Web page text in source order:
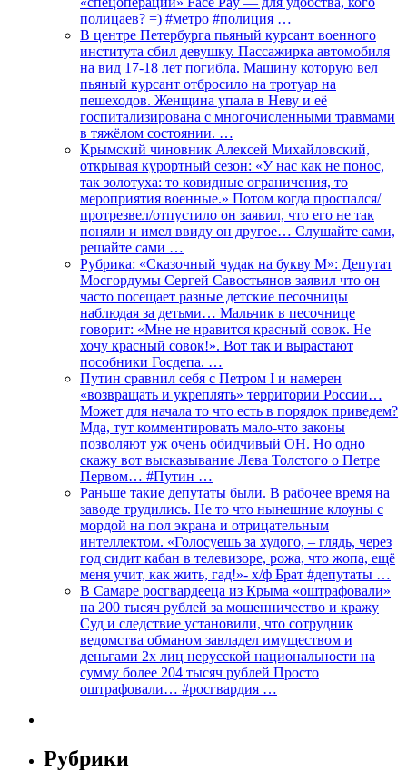
полицаев? =) #метро #полиция …
В центре Петербурга пьяный курсант военного
института сбил девушку. Пассажирка автомобиля
на вид 17-18 лет погибла. Машину которую вел
пьяный курсант отбросило на тротуар на
пешеходов. Женщина упала в Неву и её
госпитализирована с многочисленными травмами
в тяжёлом состоянии. …
Крымский чиновник Алексей Михайловский,
открывая курортный сезон: «У нас как не понос,
так золотуха: то ковидные ограничения, то
мероприятия военные.» Потом когда проспался/
протрезвел/отпустило он заявил, что его не так
поняли и имел ввиду он другое… Слушайте сами,
решайте сами …
Рубрика: «Сказочный чудак на букву М»: Депутат
Мосгордумы Сергей Савостьянов заявил что он
часто посещает разные детские песочницы
наблюдая за детьми… Мальчик в песочнице
говорит: «Мне не нравится красный совок. Не
хочу красный совок!». Вот так и вырастают
пособники Госдепа. …
Путин сравнил себя с Петром I и намерен
«возвращать и укреплять» территории России…
Может для начала то что есть в порядок приведем?
Мда, тут комментировать мало-что законы
позволяют уж очень обидчивый ОН. Но одно
скажу вот высказывание Лева Толстого о Петре
Первом… #Путин …
Раньше такие депутаты были. В рабочее время на
заводе трудились. Не то что нынешние клоуны с
мордой на пол экрана и отрицательным
интеллектом. «Голосуешь за худого, – глядь, через
год сидит кабан в телевизоре, рожа, что жопа, ещё
меня учит, как жить, гад!»- х/ф Брат #депутаты …
В Самаре росгвардееца из Крыма «оштрафовали»
на 200 тысяч рублей за мошенничество и кражу
Суд и следствие установили, что сотрудник
ведомства обманом завладел имуществом и
деньгами 2х лиц нерусской национальности на
сумму более 204 тысяч рублей Просто
оштрафовали… #росгвардия …
Рубрики